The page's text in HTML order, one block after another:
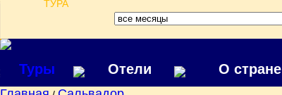
ТУРА
Туры Отели О стране